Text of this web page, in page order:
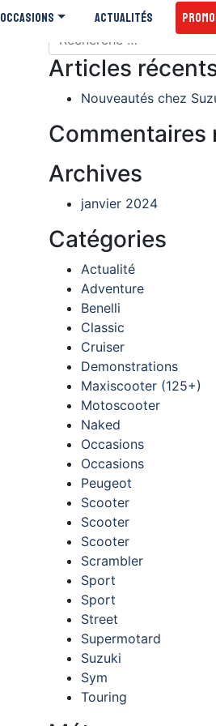
Occasions Actualités
Articles
Nouveautés chez
Commentaires
Archives
janvier 2024
Catégories
Actualité
Adventure
Benelli
Classic
Cruiser
Demonstrations
Maxiscooter (125+)
Motoscooter
Naked
Occasions
Occasions
Peugeot
Scooter
Scooter
Scooter
Scrambler
Sport
Sport
Street
Supermotard
Suzuki
Sym
Touring